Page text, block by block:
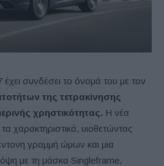
συνδέσει το όνομά του με τον
της τετρακίνησης
χρηστικότητας. Η νέα
χαρακτηριστικά, υιοθετώντας
γραμμή ώμων και μια
όψη με τη μάσκα Singleframe,